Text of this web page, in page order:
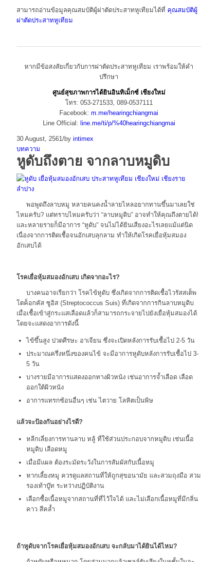
สามารถอ่านข้อมูลคุณสมบัติผู้ผ่าตัดประสาทหูเทียมได้ที่ คุณสมบัติผู้
ผ่าตัดประสาทหูเทียม
หากมีข้อสงสัยเกี่ยวกับการผ่าตัดประสาทหูเทียม เราพร้อมให้คำ
ปรึกษา
ศูนย์สุขภาพการได้ยินอินทิเม็กซ์ เชียงใหม่
โทร: 053-271533, 089-0537111
Facebook:m.me/hearingchiangmai
Line Official: line.me/ti/p/%40hearingchiangmai
30 August, 2561/by intimex
บทความ
หูดับถึงตาย จากลาบหมูดิบ
พอพูดถึงลาบหมู หลายคนคงน้ำลายไหลอยากทานขึ้นมาเลยใช่
ไหมครับ? แต่ทราบไหมครับว่า “ลาบหมูดิบ” อาจทำให้คุณถึงตายได้!
และหลายรายก็มีอาการ “หูดับ” จนไม่ได้ยินเสียงอะไรเลยแม้แต่นิด
เนื่องจากการติดเชื้อจนอักเสบลุกลาม ทำให้เกิดโรคเยื่อหุ้มสมอง
อักเสบได้
โรคเยื่อหุ้มสมองอักเสบ เกิดจากอะไร?
บางคนอาจเรียกว่า โรคไข้หูดับ ซึ่งเกิดจากการติดเชื้อไวรัสสเต็พ
โตค็อกคัส ซูอิส (Streptococcus Suis) ที่เกิดจากการกินลาบหมูดิบ
เมื่อเชื้อเข้าสู่กระแสเลือดแล้วก็สามารถกระจายไปยังเยื่อหุ้มสมองได้
โดยจะแสดงอาการดังนี้
ไข้ขึ้นสูง ปวดศีรษะ อาเจียน ซึ่งจะเปิดหลังการรับเชื้อไป 2-5 วัน
ประมาณครึ่งหนึ่งของคนไข้ จะมีอาการหูดับหลังการรับเชื้อไป 3-
5 วัน
บางรายมีอาการแสดงออกทางผิวหนัง เช่นอาการจ้ำเลือด เลือด
ออกใต้ผิวหนัง
อาการแทรกซ้อนอื่นๆ เช่น ไตวาย โลหิตเป็นพิษ
แล้วจะป้องกันอย่างไรดี?
หลีกเลี่ยงการทานลาบ หลู้ ที่ใช้ส่วนประกอบจากหมูดิบ เช่นเนื้อ
หมูดิบ เลือดหมู
เมื่อมีแผล ต้องระมัดระวังในการสัมผัสกับเนื้อหมู
หากเลี้ยงหมู ควรดูแลสถานที่ให้ถูกสุขอนามัย และสวมถุงมือ สวม
รองเท้าบู๊ท ระหว่างปฏิบัติงาน
เลือกซื้อเนื้อหมูจากสถานที่ที่ไว้ใจได้ และไม่เลือกเนื้อหมูที่มีกลิ่น
คาว สีคล้ำ
ถ้าหูดับจากโรคเยื่อหุ้มสมองอักเสบ จะกลับมาได้ยินได้ไหม?